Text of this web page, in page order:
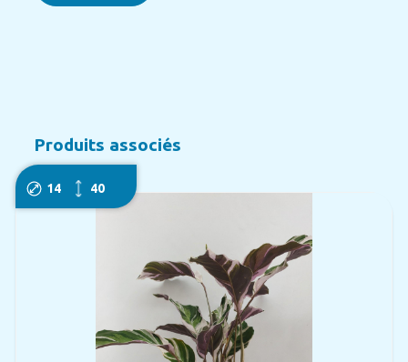
Produits associés
14 40